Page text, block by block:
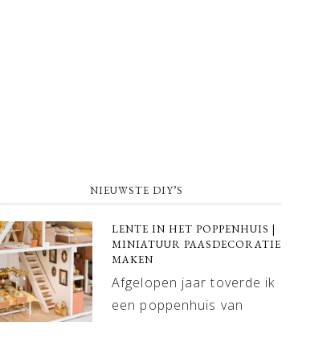
NIEUWSTE DIY’S
LENTE IN HET POPPENHUIS |
MINIATUUR PAASDECORATIE
MAKEN
Afgelopen jaar toverde ik
een poppenhuis van